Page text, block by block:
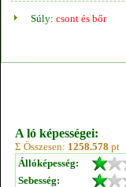
Súly: csont és bőr
A ló képességei:
Σ Összesen: 1258.578 pt
Állóképesség:
Sebesség: